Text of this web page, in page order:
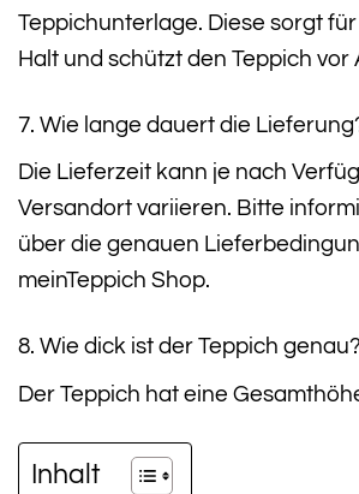
Teppichunterlage. Diese sorgt
Halt und schützt den Teppich vor
7. Wie lange dauert die
Die Lieferzeit kann je nach
Versandort variieren. Bitte
über die genauen
meinTeppich Shop.
8. Wie dick ist der Teppich genau?
Der Teppich hat eine
Inhalt